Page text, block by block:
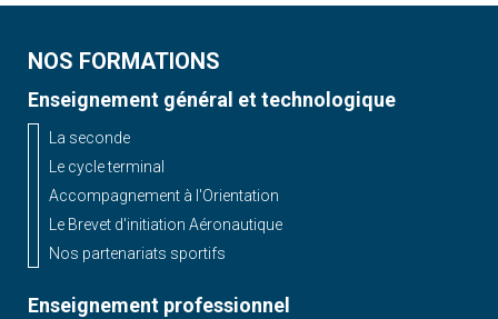
NOS FORMATIONS
Enseignement général et technologique
La seconde
Le cycle terminal
Accompagnement à l'Orientation
Le Brevet d'initiation Aéronautique
Nos partenariats sportifs
Enseignement professionnel